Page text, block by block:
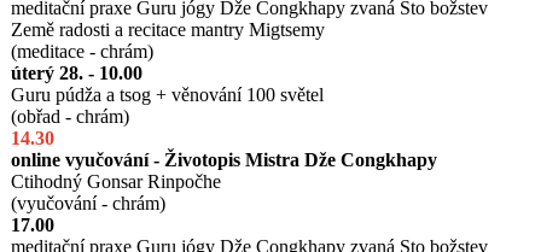
meditační praxe Guru jógy Dže Congkhapy zvaná Sto božstev
Země radosti a recitace mantry Migtsemy
(meditace - chrám)
úterý 28. - 10.00
Guru púdža a tsog + věnování 100 světel
(obřad - chrám)
14.30
online vyučování - Životopis Mistra Dže Congkhapy
Ctihodný Gonsar Rinpočhe
(vyučování - chrám)
17.00
meditační praxe Guru jógy Dže Congkhapy zvaná Sto božstev